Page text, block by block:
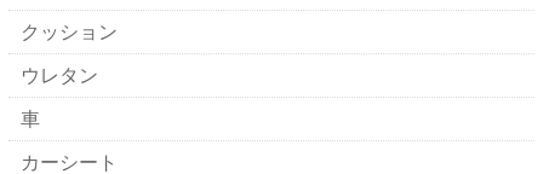
クッション
ウレタン
車
カーシート